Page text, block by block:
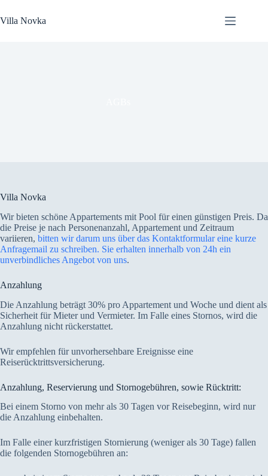
Inhalt
springen
Villa Novka
Villa Novka
Wir bieten schöne Appartements mit Pool für einen günstigen Preis. Da
die Preise je nach Personenanzahl, Appartement und Zeitraum
variieren, bitten wir darum uns über das Kontaktformular eine kurze
Anfragemail zu schreiben. Sie erhalten innerhalb von 24h ein
unverbindliches Angebot von uns.
Anzahlung
Die Anzahlung beträgt 30% pro Appartement und Woche und dient als
Sicherheit für Mieter und Vermieter. Im Falle eines Stornos, wird die
Anzahlung nicht rückerstattet.
Wir empfehlen für unvorhersehbare Ereignisse eine
Reiserücktrittsversicherung.
Anzahlung, Reservierung und Stornogebühren, sowie Rücktritt:
Bei einem Storno von mehr als 30 Tagen vor Reisebeginn, wird nur
die Anzahlung einbehalten.
Im Falle einer kurzfristigen Stornierung (weniger als 30 Tage) fallen
die folgenden Stornogebühren an: